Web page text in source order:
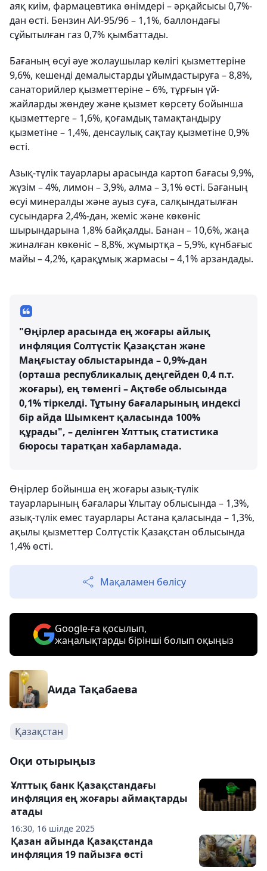
аяқ киім, фармацевтика өнімдері – әрқайсысы 0,7%-
дан өсті. Бензин АИ-95/96 – 1,1%, баллондағы
сұйытылған газ 0,7% қымбаттады.
Бағаның өсуі әуе жолаушылар көлігі қызметтеріне
9,6%, кешенді демалыстарды ұйымдастыруға – 8,8%,
санаторийлер қызметтеріне – 6%, тұрғын үй-
жайларды жөндеу және қызмет көрсету бойынша
қызметтерге – 1,6%, қоғамдық тамақтандыру
қызметіне – 1,4%, денсаулық сақтау қызметіне 0,9%
өсті.
Азық-түлік тауарлары арасында картоп бағасы 9,9%,
жүзім – 4%, лимон – 3,9%, алма – 3,1% өсті. Бағаның
өсуі минералды және ауыз суға, салқындатылған
сусындарға 2,4%-дан, жеміс және көкөніс
шырындарына 1,8% байқалды. Банан – 10,6%, жаңа
жиналған көкөніс – 8,8%, жұмыртқа – 5,9%, күнбағыс
майы – 4,2%, қарақұмық жармасы – 4,1% арзандады.
"Өңірлер арасында ең жоғары айлық
инфляция Солтүстік Қазақстан және
Маңғыстау облыстарында – 0,9%-дан
(орташа республикалық деңгейден 0,4 п.т.
жоғары), ең төменгі – Ақтөбе облысында
0,1% тіркелді. Тұтыну бағаларының индексі
бір айда Шымкент қаласында 100%
құрады", – делінген Ұлттық статистика
бюросы таратқан хабарламада.
Өңірлер бойынша ең жоғары азық-түлік
тауарларының бағалары Ұлытау облысында – 1,3%,
азық-түлік емес тауарлары Астана қаласында – 1,3%,
ақылы қызметтер Солтүстік Қазақстан облысында
1,4% өсті.
Мақаламен бөлісу
Google-ға қосылып,
жаңалықтарды бірінші болып оқыңыз
Аида Тақабаева
Қазақстан
Оқи отырыңыз
16:30, 16 шілде 2025
Ұлттық банк Қазақстандағы
инфляция ең жоғары аймақтарды
атады
Қазан айында Қазақстанда
инфляция 19 пайызға өсті